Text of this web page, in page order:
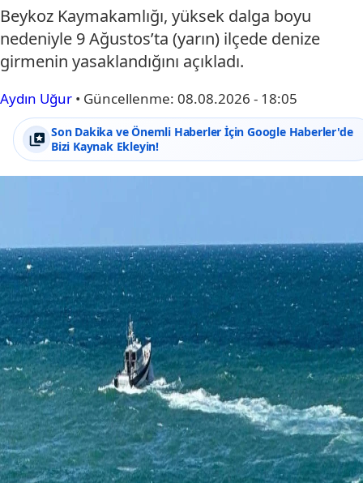
Beykoz Kaymakamlığı, yüksek dalga boyu
nedeniyle 9 Ağustos’ta (yarın) ilçede denize
girmenin yasaklandığını açıkladı.
Aydın Uğur • Güncellenme: 08.08.2026 - 18:05
Son Dakika ve Önemli Haberler İçin Google Haberler'de
Bizi Kaynak Ekleyin!